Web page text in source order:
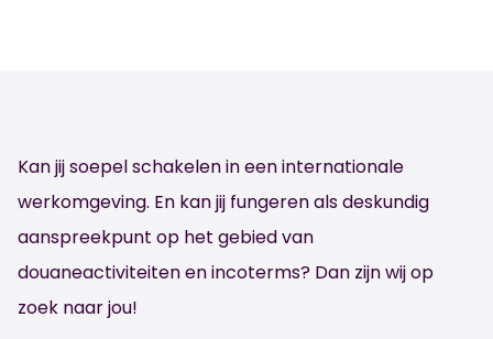
Kan jij soepel schakelen in een internationale
werkomgeving. En kan jij fungeren als deskundig
aanspreekpunt op het gebied van
douaneactiviteiten en incoterms? Dan zijn wij op
zoek naar jou!